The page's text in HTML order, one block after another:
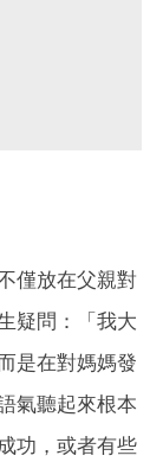
僅放在父親對
疑問：「我大
是在對媽媽發
氣聽起來根本
功，或者有些